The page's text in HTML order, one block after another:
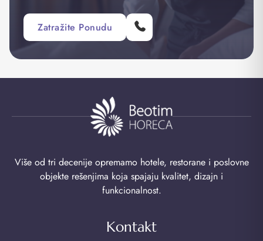
Zatražite Ponudu
Više od tri decenije opremamo hotele, restorane i poslovne
objekte rešenjima koja spajaju kvalitet, dizajn i
funkcionalnost.
Kontakt